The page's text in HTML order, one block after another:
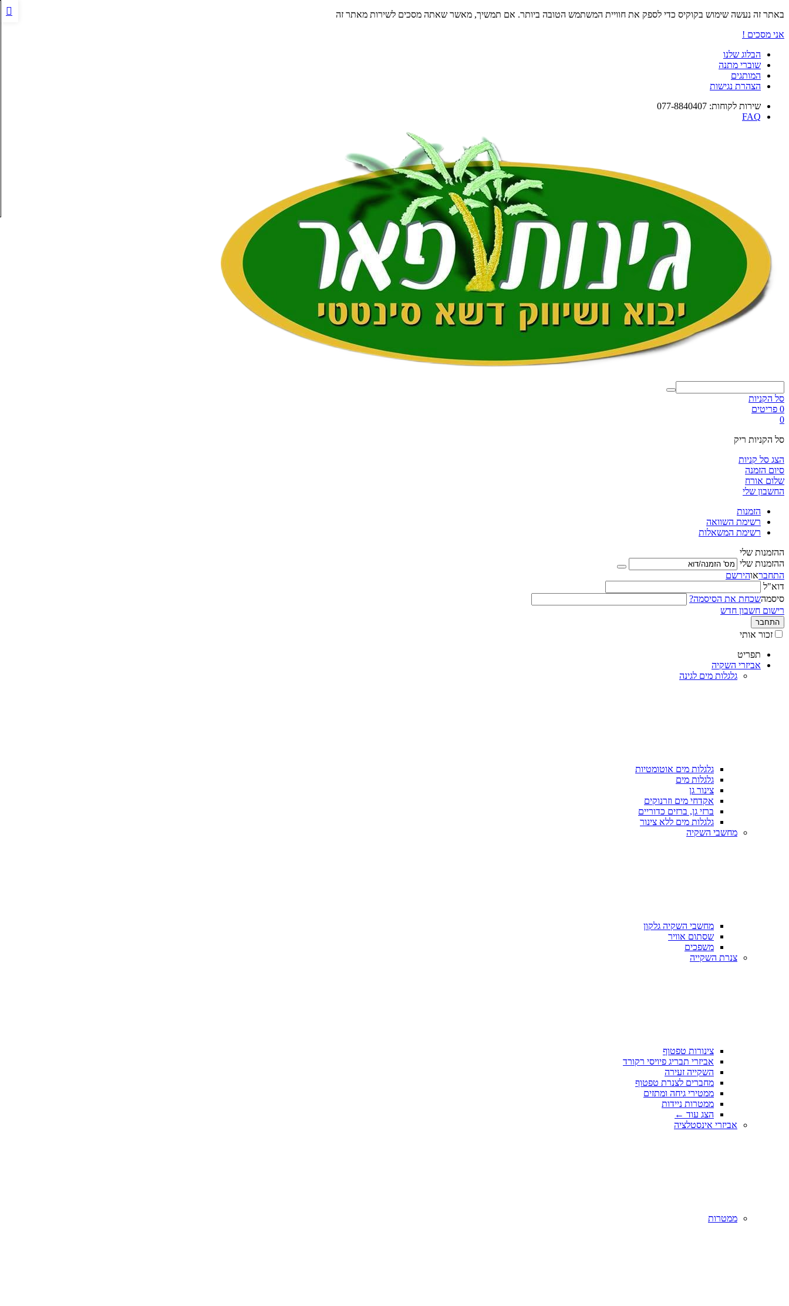
באתר זה נעשה שימוש בקוקיס כדי לספק את חוויית המשתמש הטובה ביותר. אם תמשיך, מאשר שאתה מסכים לשירות מאתר זה
אני מסכים !
הבלוג שלנו
שוברי מתנה
המותגים
הצהרת נגישות
שירות לקוחות: 077-8840407
FAQ
סל הקניות
0 פריטים
0
סל הקניות ריק
הצג סל קניות
סיום הזמנה
שלום אורח
החשבון שלי
הזמנות
רשימת השוואה
רשימת המשאלות
ההזמנות שלי
ההזמנות שלי
התחבראוהירשם
דוא"ל
סיסמהשכחת את הסיסמה?
רישום חשבון חדש
התחבר
זכור אותי
תפריט
אביזרי השקיה
גלגלות מים לגינה
גלגלות מים אוטומטיות
גלגלות מים
צינור גן
אקדחי מים וזרנוקים
ברזי גן, ברזים כדוריים
גלגלות מים ללא צינור
מחשבי השקיה
מחשבי השקיה גלקון
שסתום אוויר
משפכים
צנרת השקייה
צינורות טפטוף
אביזרי תבריג פיויסי רקורד
השקייה זעירה
מחברים לצנרת טפטוף
ממטירי גיחה ומתזים
ממטרות ניידות
הצג עוד ←
אביזרי אינסטלציה
ממטרות